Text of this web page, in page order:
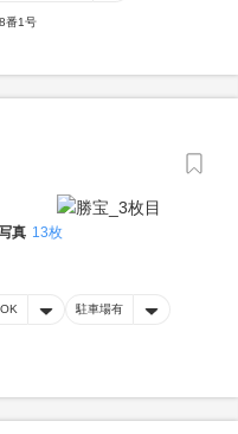
番1号
真 13枚
駐車場有